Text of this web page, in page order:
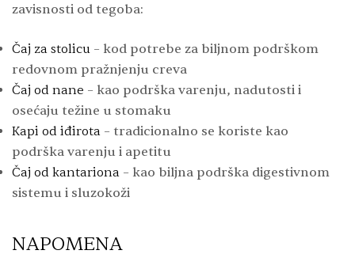
zavisnosti od tegoba:
Čaj za stolicu – kod potrebe za biljnom podrškom
redovnom pražnjenju creva
Čaj od nane – kao podrška varenju, nadutosti i
osećaju težine u stomaku
Kapi od iđirota – tradicionalno se koriste kao
podrška varenju i apetitu
Čaj od kantariona – kao biljna podrška digestivnom
sistemu i sluzokoži
NAPOMENA